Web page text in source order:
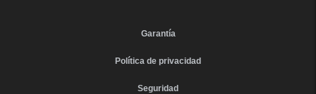
Garantía
Política de privacidad
Seguridad